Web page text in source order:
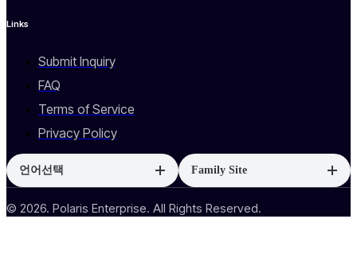
Links
Submit Inquiry
FAQ
Terms of Service
Privacy Policy
언어선택 Family Site
© 2026. Polaris Enterprise. All Rights Reserved.